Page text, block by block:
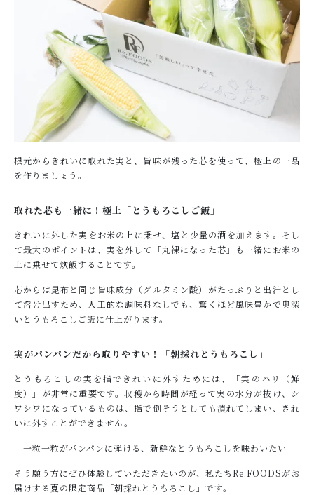
根元からきれいに取れた実と、旨味が残った芯を使って、極上の一品
を作りましょう。
取れた芯も一緒に！極上「とうもろこしご飯」
きれいに外した実をお米の上に乗せ、塩と少量の酒を加えます。そし
て最大のポイントは、実を外して「丸裸になった芯」も一緒にお米の
上に乗せて炊飯することです。
芯からは昆布と同じ旨味成分（グルタミン酸）がたっぷりと出汁とし
て溶け出すため、人工的な調味料なしでも、驚くほど風味豊かで奥深
いとうもろこしご飯に仕上がります。
実がパンパンだから取りやすい！「朝採れとうもろこし」
とうもろこしの実を指できれいに外すためには、「実のハリ（鮮
度）」が非常に重要です。収穫から時間が経って実の水分が抜け、シ
ワシワになっているものは、指で倒そうとしても潰れてしまい、きれ
いに外すことができません。
「一粒一粒がパンパンに弾ける、新鮮なとうもろこしを味わいたい」
そう願う方にぜひ体験していただきたいのが、私たちRe.FOODSがお
届けする夏の限定商品「朝採れとうもろこし」です。